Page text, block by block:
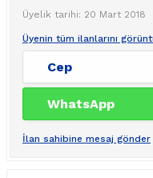
Üyelik tarihi: 20 Mart 2018
Üyenin tüm ilanlarını
Cep
WhatsApp
İlan sahibine mesaj gönder